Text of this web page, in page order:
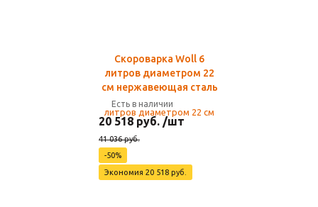
Скороварка Woll 6
литров диаметром 22
см нержавеющая сталь
Есть в наличии
20 518 руб. /шт
41 036 руб.
-50%
Экономия 20 518 руб.